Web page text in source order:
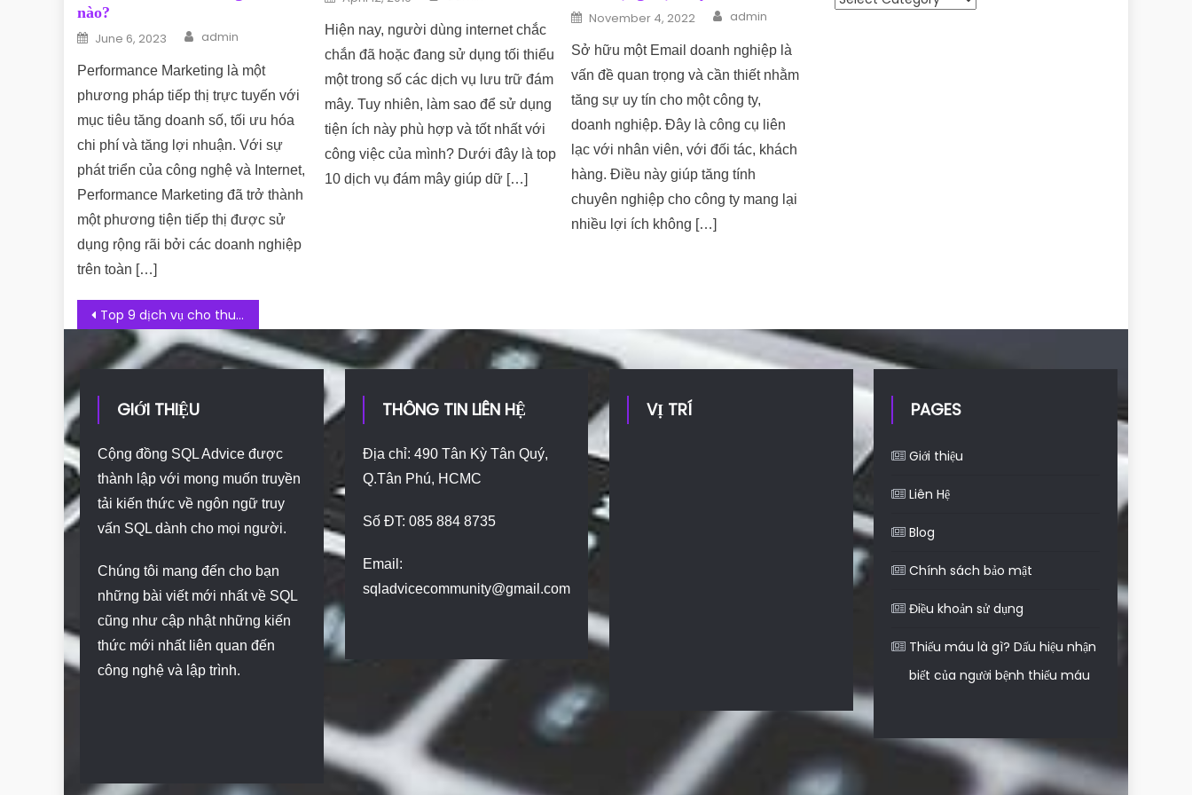
nào?
Posted on
June 6, 2023 Author
admin
Performance Marketing là một
phương pháp tiếp thị trực tuyến với
mục tiêu tăng doanh số, tối ưu hóa
chi phí và tăng lợi nhuận. Với sự
phát triển của công nghệ và Internet,
Performance Marketing đã trở thành
một phương tiện tiếp thị được sử
dụng rộng rãi bởi các doanh nghiệp
trên toàn […]
Hiện nay, người dùng internet chắc
chắn đã hoặc đang sử dụng tối thiểu
một trong số các dịch vụ lưu trữ đám
mây. Tuy nhiên, làm sao để sử dụng
tiện ích này phù hợp và tốt nhất với
công việc của mình? Dưới đây là top
10 dịch vụ đám mây giúp dữ […]
Posted on
November 4, 2022 Author
admin
Sở hữu một Email doanh nghiệp là
vấn đề quan trọng và cần thiết nhằm
tăng sự uy tín cho một công ty,
doanh nghiệp. Đây là công cụ liên
lạc với nhân viên, với đối tác, khách
hàng. Điều này giúp tăng tính
chuyên nghiệp cho công ty mang lại
nhiều lợi ích không […]
Post navigation
Top 9 dịch vụ cho thuê Hosting miễn phí chất lượng và hiệu quả
GIỚI THIỆU
Cộng đồng SQL Advice được
thành lập với mong muốn truyền
tải kiến thức về ngôn ngữ truy
vấn SQL dành cho mọi người.
Chúng tôi mang đến cho bạn
những bài viết mới nhất về SQL
cũng như cập nhật những kiến
thức mới nhất liên quan đến
công nghệ và lập trình.
THÔNG TIN LIÊN HỆ
Địa chỉ: 490 Tân Kỳ Tân Quý,
Q.Tân Phú, HCMC
Số ĐT: 085 884 8735
Email:
sqladvicecommunity@gmail.com
VỊ TRÍ PAGES
Giới thiệu
Liên Hệ
Blog
Chính sách bảo mật
Điều khoản sử dụng
Thiếu máu là gì? Dấu hiệu nhận
biết của người bệnh thiếu máu